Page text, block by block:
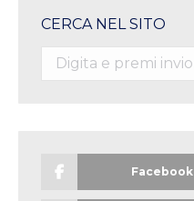
CERCA NEL SITO
Search:
Facebook